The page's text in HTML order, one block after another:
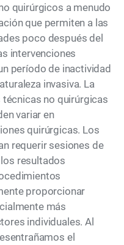
quirúrgicos a menudo
que permiten a las
poco después del
intervenciones
período de inactividad
invasiva. La
no quirúrgicas
variar en
quirúrgicas. Los
requerir sesiones de
resultados
proporcionar
más
individuales. Al
el